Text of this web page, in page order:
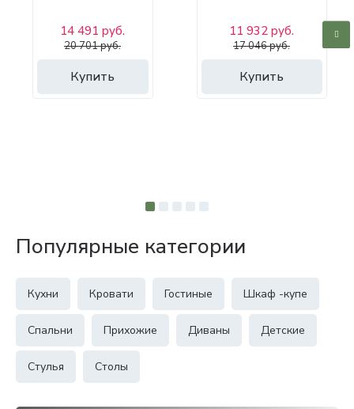
Купить
14 491 руб.
20 701 руб.
Купить
11 932 руб.
17 046 руб.
Популярные категории
Кухни Кровати Гостиные Шкаф -купе
Спальни Прихожие Диваны Детские
Стулья Столы